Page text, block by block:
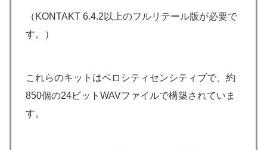
（KONTAKT 6.4.2以上のフルリテール版が必要で
す。）
これらのキットはベロシティセンシティブで、約
850個の24ビットWAVファイルで構築されていま
す。